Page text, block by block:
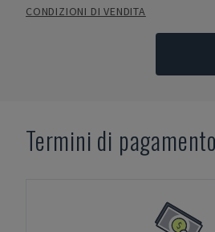
CONDIZIONI DI VENDITA
Termini di pagamento